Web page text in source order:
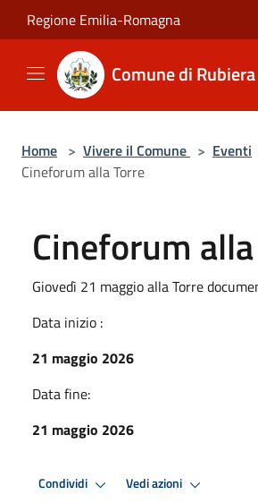
Salta al contenuto principale
Regione Emilia-Romagna
Comune di Rubiera
Home > Vivere il Comune > Eventi
Cineforum alla Torre
Cineforum
Giovedì 21 maggio alla Torre
Data inizio :
21 maggio 2026
Data fine:
21 maggio 2026
Condividi Vedi azioni